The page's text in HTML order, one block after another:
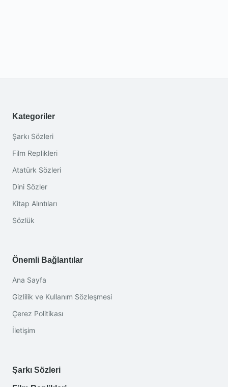
Kategoriler
Şarkı Sözleri
Film Replikleri
Atatürk Sözleri
Dini Sözler
Kitap Alıntıları
Sözlük
Önemli Bağlantılar
Ana Sayfa
Gizlilik ve Kullanım Sözleşmesi
Çerez Politikası
İletişim
Şarkı Sözleri